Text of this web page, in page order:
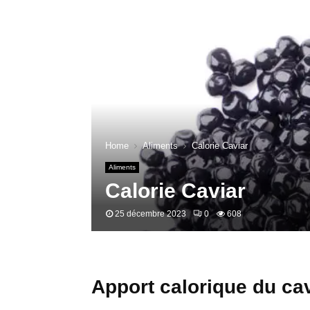
Home Aliments Calorie Caviar
Aliments
Calorie Caviar
25 décembre 2023 0 608
Apport calorique du